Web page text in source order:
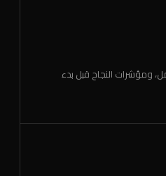
ومؤشرات النجاح قبل بدء